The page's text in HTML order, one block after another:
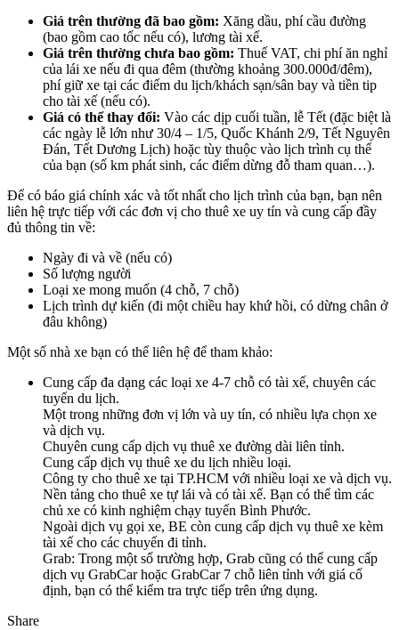
Giá trên thường đã bao gồm: Xăng dầu, phí cầu đường
(bao gồm cao tốc nếu có), lương tài xế.
Giá trên thường chưa bao gồm: Thuế VAT, chi phí ăn nghỉ
của lái xe nếu đi qua đêm (thường khoảng 300.000đ/đêm),
phí giữ xe tại các điểm du lịch/khách sạn/sân bay và tiền tip
cho tài xế (nếu có).
Giá có thể thay đổi: Vào các dịp cuối tuần, lễ Tết (đặc biệt là
các ngày lễ lớn như 30/4 – 1/5, Quốc Khánh 2/9, Tết Nguyên
Đán, Tết Dương Lịch) hoặc tùy thuộc vào lịch trình cụ thể
của bạn (số km phát sinh, các điểm dừng đỗ tham quan…).
Để có báo giá chính xác và tốt nhất cho lịch trình của bạn, bạn nên
liên hệ trực tiếp với các đơn vị cho thuê xe uy tín và cung cấp đầy
đủ thông tin về:
Ngày đi và về (nếu có)
Số lượng người
Loại xe mong muốn (4 chỗ, 7 chỗ)
Lịch trình dự kiến (đi một chiều hay khứ hồi, có dừng chân ở
đâu không)
Một số nhà xe bạn có thể liên hệ để tham khảo:
Cung cấp đa dạng các loại xe 4-7 chỗ có tài xế, chuyên các
tuyến du lịch.
Một trong những đơn vị lớn và uy tín, có nhiều lựa chọn xe
và dịch vụ.
Chuyên cung cấp dịch vụ thuê xe đường dài liên tỉnh.
Cung cấp dịch vụ thuê xe du lịch nhiều loại.
Công ty cho thuê xe tại TP.HCM với nhiều loại xe và dịch vụ.
Nền tảng cho thuê xe tự lái và có tài xế. Bạn có thể tìm các
chủ xe có kinh nghiệm chạy tuyến Bình Phước.
Ngoài dịch vụ gọi xe, BE còn cung cấp dịch vụ thuê xe kèm
tài xế cho các chuyến đi tỉnh.
Grab: Trong một số trường hợp, Grab cũng có thể cung cấp
dịch vụ GrabCar hoặc GrabCar 7 chỗ liên tỉnh với giá cố
định, bạn có thể kiểm tra trực tiếp trên ứng dụng.
Share